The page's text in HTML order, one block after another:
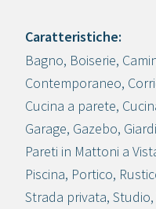
Crea progetto
Caratteristiche:
Bagno, Boiserie,
Contemporaneo,
Cucina a parete,
Garage, Gazebo,
Pareti in Mattoni a
Piscina, Portico,
Strada privata, Studio,